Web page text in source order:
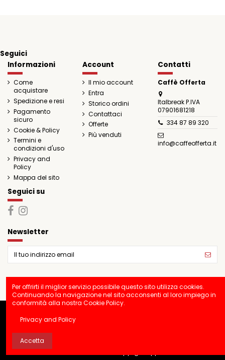
Seguici
Informazioni
Come
acquistare
Spedizione e resi
Pagamento
sicuro
Cookie & Policy
Termini e
condizioni d'uso
Privacy and
Policy
Mappa del sito
Account
Il mio account
Entra
Storico ordini
Contattaci
Offerte
Più venduti
Contatti
Caffè Offerta
Italbreak P.IVA
07901681218
334 87 89 320
info@caffeofferta.it
Seguici su
Newsletter
del possessore, nonchè l'utente finale, senza alcun fine di lucro o di
Per offrirti il miglior servizio possibile questo sito utilizza cookies.
Continuando la navigazione nel sito acconsenti al loro impiego in
conformità alla nostra Cookie Policy.
Privacy and Policy
Accetta